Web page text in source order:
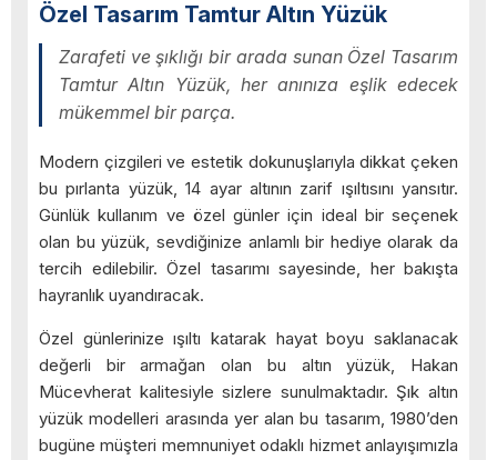
Özel Tasarım Tamtur Altın Yüzük
Zarafeti ve şıklığı bir arada sunan Özel Tasarım
Tamtur Altın Yüzük, her anınıza eşlik edecek
mükemmel bir parça.
Modern çizgileri ve estetik dokunuşlarıyla dikkat çeken
bu pırlanta yüzük, 14 ayar altının zarif ışıltısını yansıtır.
Günlük kullanım ve özel günler için ideal bir seçenek
olan bu yüzük, sevdiğinize anlamlı bir hediye olarak da
tercih edilebilir. Özel tasarımı sayesinde, her bakışta
hayranlık uyandıracak.
Özel günlerinize ışıltı katarak hayat boyu saklanacak
değerli bir armağan olan bu altın yüzük, Hakan
Mücevherat kalitesiyle sizlere sunulmaktadır. Şık altın
yüzük modelleri arasında yer alan bu tasarım, 1980’den
bugüne müşteri memnuniyet odaklı hizmet anlayışımızla